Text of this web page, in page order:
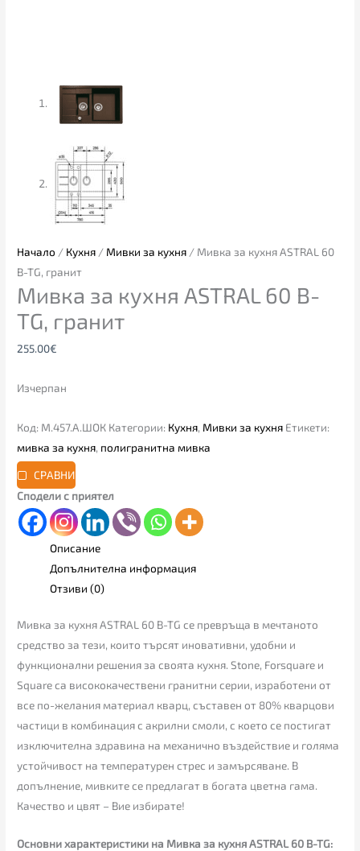
Начало / Кухня / Мивки за кухня / Мивка за кухня ASTRAL 60
B-TG, гранит
Мивка за кухня ASTRAL 60 B-
TG, гранит
255.00€
Изчерпан
Код: М.457.A.ШОК Категории: Кухня, Мивки за кухня Етикети:
мивка за кухня, полигранитна мивка
СРАВНИ
Сподели с приятел
Описание
Допълнителна информация
Отзиви (0)
Мивка за кухня ASTRAL 60 B-TG се превръща в мечтаното
средство за тези, които търсят иновативни, удобни и
функционални решения за своята кухня. Stone, Forsquare и
Square са висококачествени гранитни серии, изработени от
все по-желания материал кварц, съставен от 80% кварцови
частици в комбинация с акрилни смоли, с което се постигат
изключителна здравина на механично въздействие и голяма
устойчивост на температурен стрес и замърсяване. В
допълнение, мивките се предлагат в богата цветна гама.
Качество и цвят – Вие избирате!
Основни характеристики на Мивка за кухня ASTRAL 60 B-TG: